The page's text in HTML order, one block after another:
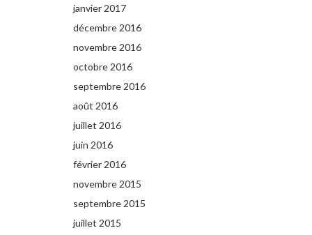
janvier 2017
décembre 2016
novembre 2016
octobre 2016
septembre 2016
août 2016
juillet 2016
juin 2016
février 2016
novembre 2015
septembre 2015
juillet 2015